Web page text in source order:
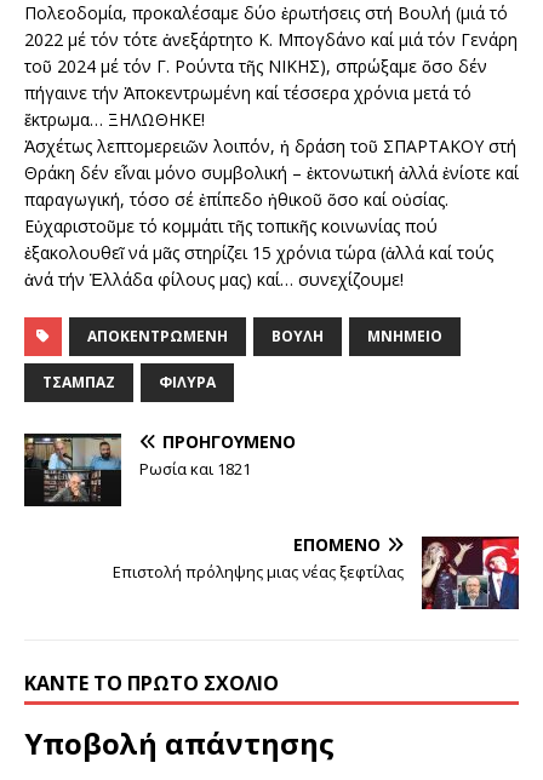
Πολεοδομία, προκαλέσαμε δύο ἐρωτήσεις στή Βουλή (μιά τό
2022 μέ τόν τότε ἀνεξάρτητο Κ. Μπογδάνο καί μιά τόν Γενάρη
τοῦ 2024 μέ τόν Γ. Ρούντα τῆς ΝΙΚΗΣ), σπρώξαμε ὅσο δέν
πήγαινε τήν Ἀποκεντρωμένη καί τέσσερα χρόνια μετά τό
ἔκτρωμα… ΞΗΛΩΘΗΚΕ!
Ἀσχέτως λεπτομερειῶν λοιπόν, ἡ δράση τοῦ ΣΠΑΡΤΑΚΟΥ στή
Θράκη δέν εἶναι μόνο συμβολική – ἐκτονωτική ἀλλά ἐνίοτε καί
παραγωγική, τόσο σέ ἐπίπεδο ἠθικοῦ ὅσο καί οὐσίας.
Εὐχαριστοῦμε τό κομμάτι τῆς τοπικῆς κοινωνίας πού
ἐξακολουθεῖ νά μᾶς στηρίζει 15 χρόνια τώρα (ἀλλά καί τούς
ἀνά τήν Ἑλλάδα φίλους μας) καί… συνεχίζουμε!
ΑΠΟΚΕΝΤΡΩΜΈΝΗ ΒΟΥΛΉ ΜΝΗΜΕΊΟ
ΤΣΑΜΠΆΖ ΦΙΛΎΡΑ
ΠΡΟΗΓΟΎΜΕΝΟ
Ρωσία και 1821
ΕΠΌΜΕΝΟ
Επιστολή πρόληψης μιας νέας ξεφτίλας
ΚΆΝΤΕ ΤΟ ΠΡΏΤΟ ΣΧΌΛΙΟ
Υποβολή απάντησης